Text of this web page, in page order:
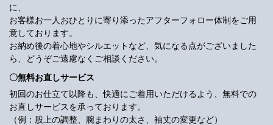
に、
お客様お一人おひとりに寄り添ったアフターフォロー体制をご用
意しております。
お納め後の着心地やシルエットなど、気になる点がございました
ら、どうぞご遠慮なくご相談ください。
〇無料お直しサービス
初回のお仕立て以降も、快適にご着用いただけるよう、無料での
お直しサービスを承っております。
（例：股上の調整、腕まわりの太さ、袖丈の変更など）